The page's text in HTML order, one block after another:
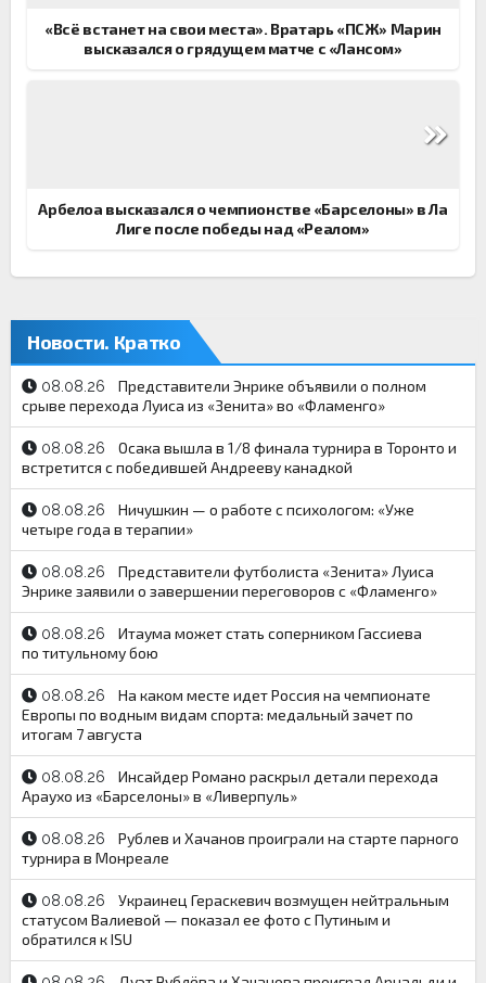
«Всё встанет на свои места». Вратарь «ПСЖ» Марин
высказался о грядущем матче с «Лансом»
Арбелоа высказался о чемпионстве «Барселоны» в Ла
Лиге после победы над «Реалом»
Новости. Кратко
08.08.26
Представители Энрике объявили о полном
срыве перехода Луиса из «Зенита» во «Фламенго»
08.08.26
Осака вышла в 1/8 финала турнира в Торонто и
встретится с победившей Андрееву канадкой
08.08.26
Ничушкин — о работе с психологом: «Уже
четыре года в терапии»
08.08.26
Представители футболиста «Зенита» Луиса
Энрике заявили о завершении переговоров с «Фламенго»
08.08.26
Итаума может стать соперником Гассиева
по титульному бою
08.08.26
На каком месте идет Россия на чемпионате
Европы по водным видам спорта: медальный зачет по
итогам 7 августа
08.08.26
Инсайдер Романо раскрыл детали перехода
Араухо из «Барселоны» в «Ливерпуль»
08.08.26
Рублев и Хачанов проиграли на старте парного
турнира в Монреале
08.08.26
Украинец Гераскевич возмущен нейтральным
статусом Валиевой — показал ее фото с Путиным и
обратился к ISU